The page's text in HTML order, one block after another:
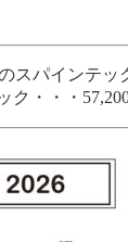
スパインテ
・・・